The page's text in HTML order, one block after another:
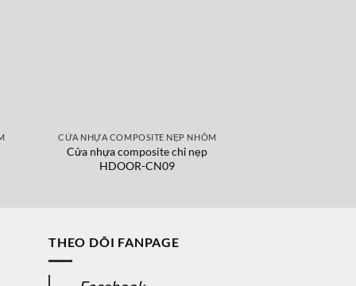
CỬA NHỰA COMPOSITE NẸP NHÔM
Cửa nhựa composite chỉ nẹp
HDOOR-CN09
THEO DÕI FANPAGE